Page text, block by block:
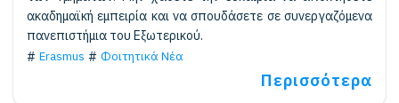
ακαδημαϊκή εμπειρία και να σπουδάσετε σε συνεργαζόμενα
πανεπιστήμια του Εξωτερικού.
Erasmus
Φοιτητικά Νέα
Περισσότερα